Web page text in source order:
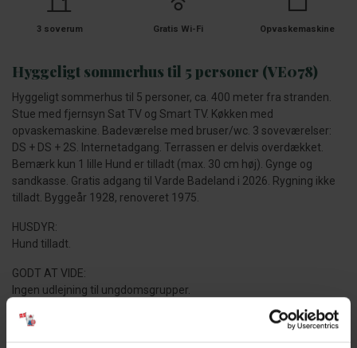
3 soverum Gratis Wi-Fi Opvaskemaskine
Hyggeligt sommerhus til 5 personer (VE078)
Hyggeligt sommerhus til 5 personer, ca. 400 meter fra stranden.
Stue med fjernsyn Sat TV og Smart TV. Køkken med
opvaskemaskine. Badeværelse med bruser/wc. 3 soveværelser:
DS + DS + 2S. Internetadgang. Terrassen er delvis overdækket.
Bemærk kun 1 lille Hund er tilladt (max. 30 cm høj). Gynge og
sandkasse. Gratis adgang til Varde Badeland i 2026. Rygning ikke
tilladt. Byggeår 1928, renoveret 1975.
HUSDYR:
Hund tilladt.
GODT AT VIDE:
Ingen udlejning til ungdomsgrupper.
Overdækket terrasse.
Adgang til Varde Badeland .